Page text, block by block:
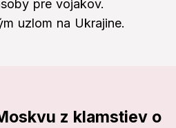
pre vojakov.
uzlom na Ukrajine.
z klamstiev o